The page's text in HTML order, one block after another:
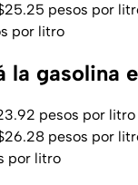
pesos por
por litro
la gasolina
pesos por litro
pesos por
por litro